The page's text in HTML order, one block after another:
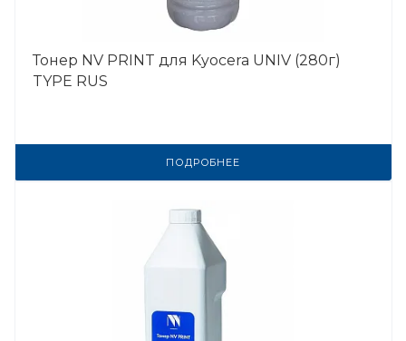
Тонер NV PRINT для Kyocera UNIV (280г)
TYPE RUS
ПОДРОБНЕЕ